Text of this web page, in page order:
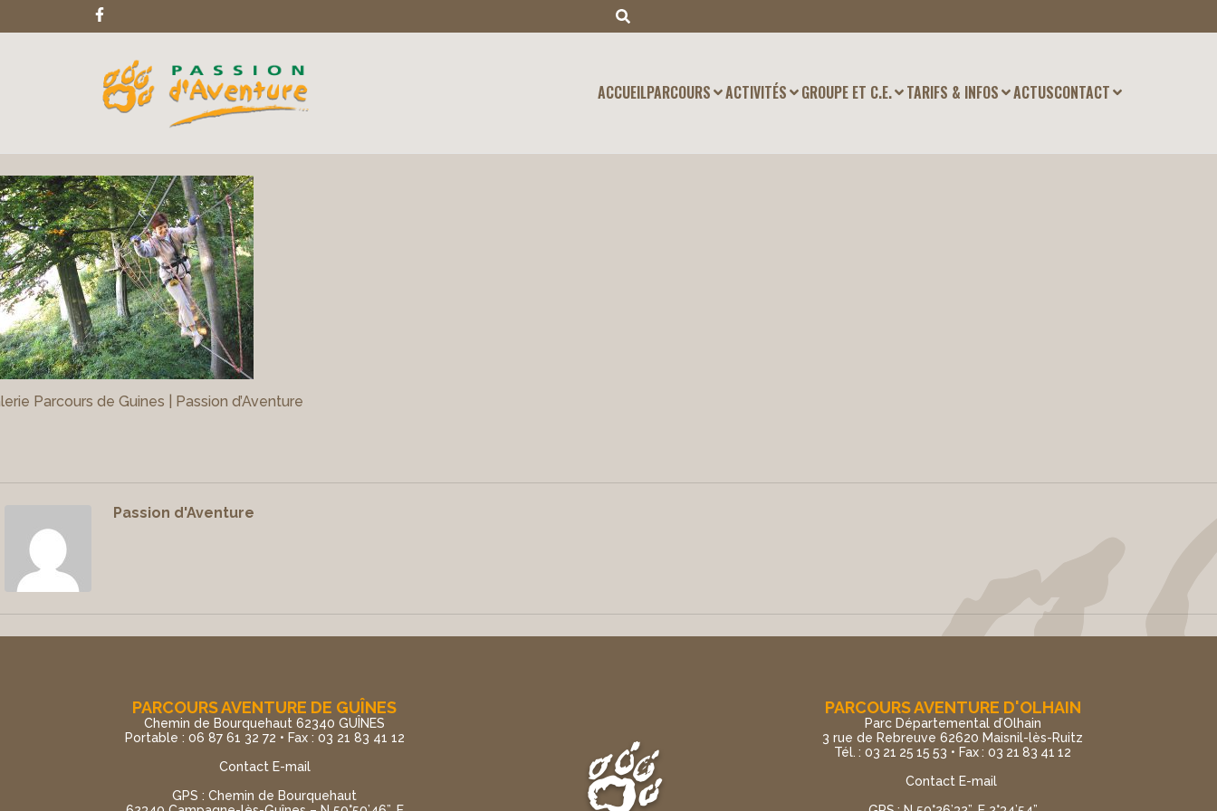
ACCUEILPARCOURS ACTIVITÉS GROUPE ET C.E. TARIFS & INFOS ACTUSCONTACT
Parcours de Guines | Passion d’Aventure
Passion d'Aventure
PARCOURS AVENTURE DE GUÎNES
Chemin de Bourquehaut 62340 GUÎNES
Portable : 06 87 61 32 72 • Fax : 03 21 83 41 12
Contact E-mail
GPS : Chemin de Bourquehaut
PARCOURS AVENTURE D'OLHAIN
Parc Départemental d’Olhain
3 rue de Rebreuve 62620 Maisnil-lès-Ruitz
Tél. : 03 21 25 15 53 • Fax : 03 21 83 41 12
Contact E-mail